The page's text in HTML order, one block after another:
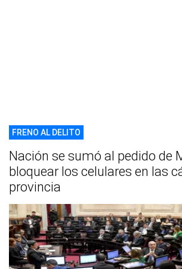
FRENO AL DELITO
Nación se sumó al pedido de
bloquear los celulares en las
provincia